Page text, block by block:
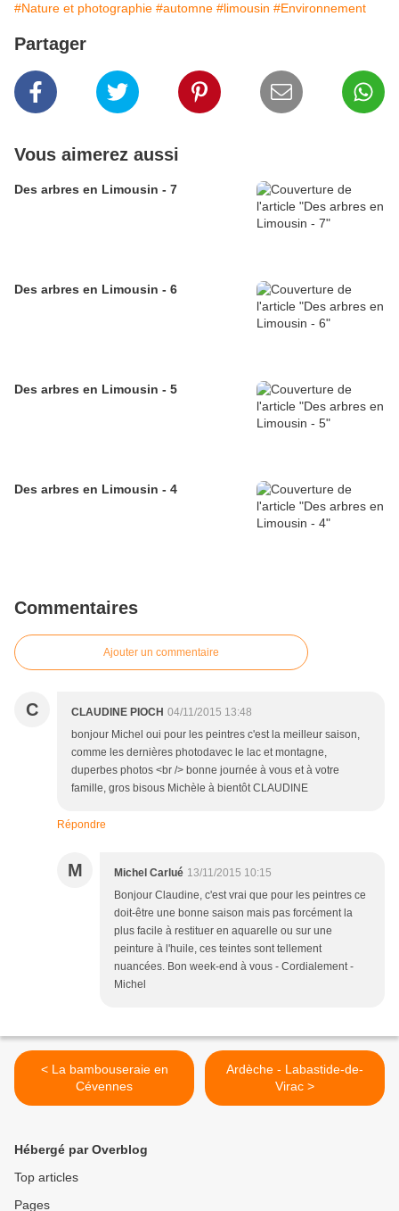
#Nature et photographie #automne #limousin #Environnement
Partager
Vous aimerez aussi
Des arbres en Limousin - 7
Des arbres en Limousin - 6
Des arbres en Limousin - 5
Des arbres en Limousin - 4
Commentaires
Ajouter un commentaire
C CLAUDINE PIOCH 04/11/2015 13:48
bonjour Michel oui pour les peintres c'est la meilleur saison,
comme les dernières photodavec le lac et montagne,
duperbes photos <br /> bonne journée à vous et à votre
famille, gros bisous Michèle à bientôt CLAUDINE
Répondre
M Michel Carlué 13/11/2015 10:15
Bonjour Claudine, c'est vrai que pour les peintres ce
doit-être une bonne saison mais pas forcément la
plus facile à restituer en aquarelle ou sur une
peinture à l'huile, ces teintes sont tellement
nuancées. Bon week-end à vous - Cordialement -
Michel
< La bambouseraie en
Cévennes
Ardèche - Labastide-de-
Virac >
Hébergé par Overblog
Top articles
Pages